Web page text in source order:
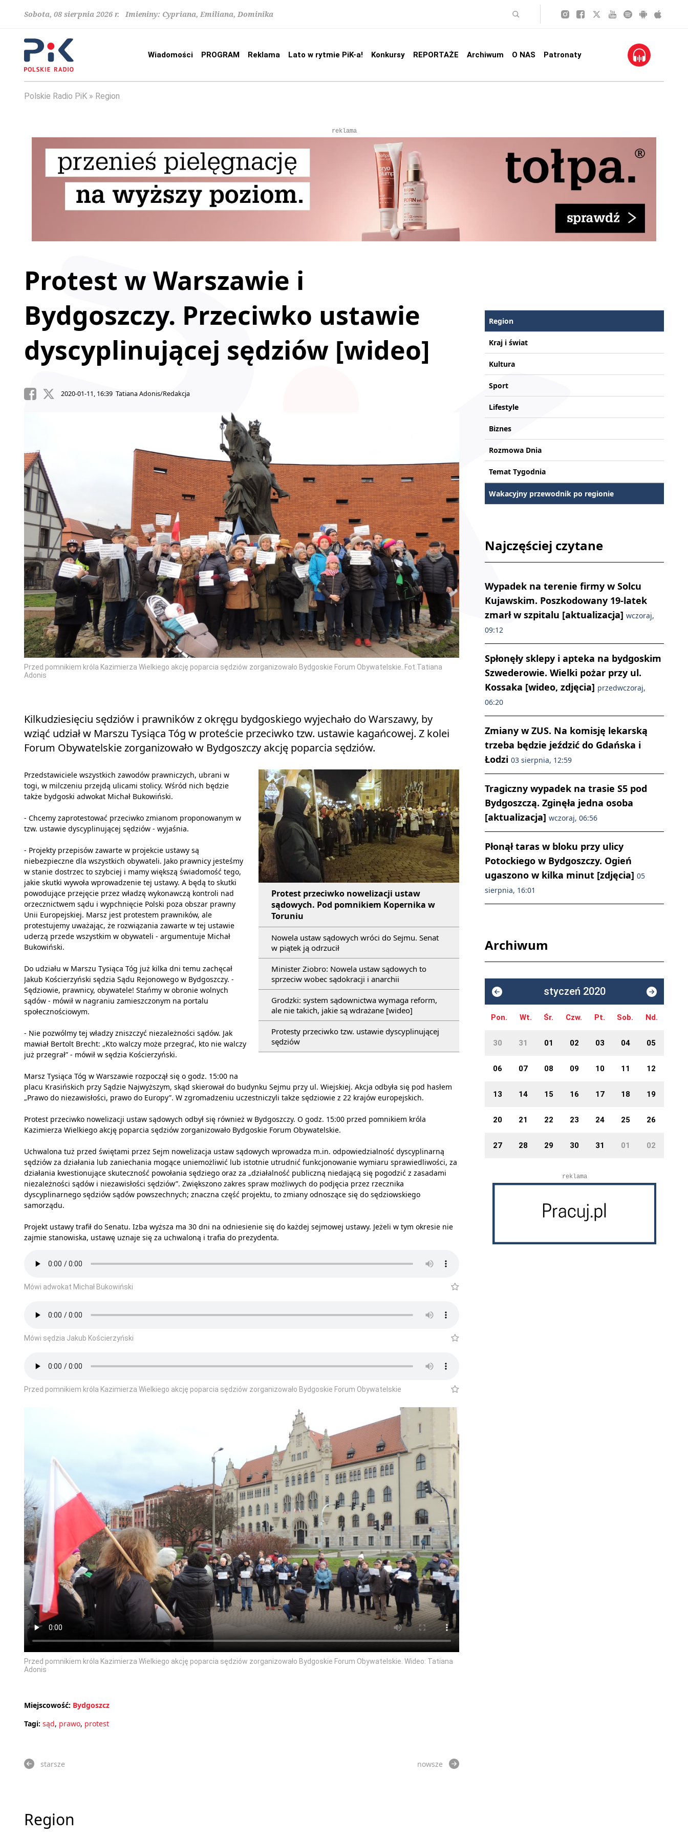
Sobota, 08 sierpnia 2026 r. Imieniny: Cypriana, Emiliana, Dominika
Wiadomości PROGRAM Reklama Lato w rytmie PiK-a! Konkursy REPORTAŻE Archiwum O NAS Patronaty
Polskie Radio PiK Region
reklama
Protest w Warszawie i
Bydgoszczy. Przeciwko ustawie
dyscyplinującej sędziów [wideo]
2020-01-11, 16:39 Tatiana Adonis/Redakcja
Przed pomnikiem króla Kazimierza Wielkiego akcję poparcia sędziów zorganizowało Bydgoskie Forum Obywatelskie. Fot.Tatiana
Adonis
Kilkudziesięciu sędziów i prawników z okręgu bydgoskiego wyjechało do Warszawy, by
wziąć udział w Marszu Tysiąca Tóg w proteście przeciwko tzw. ustawie kagańcowej. Z kolei
Forum Obywatelskie zorganizowało w Bydgoszczy akcję poparcia sędziów.
Protest przeciwko nowelizacji ustaw
sądowych. Pod pomnikiem Kopernika w
Toruniu
Nowela ustaw sądowych wróci do Sejmu. Senat
w piątek ją odrzucił
Minister Ziobro: Nowela ustaw sądowych to
sprzeciw wobec sądokracji i anarchii
Grodzki: system sądownictwa wymaga reform,
ale nie takich, jakie są wdrażane [wideo]
Protesty przeciwko tzw. ustawie dyscyplinującej
sędziów
Przedstawiciele wszystkich zawodów prawniczych, ubrani w
togi, w milczeniu przejdą ulicami stolicy. Wśród nich będzie
także bydgoski adwokat Michał Bukowiński.
- Chcemy zaprotestować przeciwko zmianom proponowanym w
tzw. ustawie dyscyplinującej sędziów - wyjaśnia.
- Projekty przepisów zawarte w projekcie ustawy są
niebezpieczne dla wszystkich obywateli. Jako prawnicy jesteśmy
w stanie dostrzec to szybciej i mamy większą świadomość tego,
jakie skutki wywoła wprowadzenie tej ustawy. A będą to skutki
powodujące przejęcie przez władzę wykonawczą kontroli nad
orzecznictwem sądu i wypchnięcie Polski poza obszar prawny
Unii Europejskiej. Marsz jest protestem prawników, ale
protestujemy uważając, że rozwiązania zawarte w tej ustawie
uderzą przede wszystkim w obywateli - argumentuje Michał
Bukowiński.
Do udziału w Marszu Tysiąca Tóg już kilka dni temu zachęcał
Jakub Kościerzyński sędzia Sądu Rejonowego w Bydgoszczy. -
Sędziowie, prawnicy, obywatele! Stańmy w obronie wolnych
sądów - mówił w nagraniu zamieszczonym na portalu
społecznościowym.
- Nie pozwólmy tej władzy zniszczyć niezależności sądów. Jak
mawiał Bertolt Brecht: „Kto walczy może przegrać, kto nie walczy
już przegrał” - mówił w sędzia Kościerzyński.
Marsz Tysiąca Tóg w Warszawie rozpoczął się o godz. 15:00 na
placu Krasińskich przy Sądzie Najwyższym, skąd skierował do budynku Sejmu przy ul. Wiejskiej. Akcja odbyła się pod hasłem
„Prawo do niezawisłości, prawo do Europy”. W zgromadzeniu uczestniczyli także sędziowie z 22 krajów europejskich.
Protest przeciwko nowelizacji ustaw sądowych odbył się również w Bydgoszczy. O godz. 15:00 przed pomnikiem króla
Kazimierza Wielkiego akcję poparcia sędziów zorganizowało Bydgoskie Forum Obywatelskie.
Uchwalona tuż przed świętami przez Sejm nowelizacja ustaw sądowych wprowadza m.in. odpowiedzialność dyscyplinarną
sędziów za działania lub zaniechania mogące uniemożliwić lub istotnie utrudnić funkcjonowanie wymiaru sprawiedliwości, za
działania kwestionujące skuteczność powołania sędziego oraz za „działalność publiczną niedającą się pogodzić z zasadami
niezależności sądów i niezawisłości sędziów”. Zwiększono zakres spraw możliwych do podjęcia przez rzecznika
dyscyplinarnego sędziów sądów powszechnych; znaczna część projektu, to zmiany odnoszące się do sędziowskiego
samorządu.
Projekt ustawy trafił do Senatu. Izba wyższa ma 30 dni na odniesienie się do każdej sejmowej ustawy. Jeżeli w tym okresie nie
zajmie stanowiska, ustawę uznaje się za uchwaloną i trafia do prezydenta.
Mówi adwokat Michał Bukowiński
Mówi sędzia Jakub Kościerzyński
Przed pomnikiem króla Kazimierza Wielkiego akcję poparcia sędziów zorganizowało Bydgoskie Forum Obywatelskie
Przed pomnikiem króla Kazimierza Wielkiego akcję poparcia sędziów zorganizowało Bydgoskie Forum Obywatelskie. Wideo: Tatiana
Adonis
Miejscowość: Bydgoszcz
Tagi: sąd, prawo, protest
starsze nowsze
Region
Region
Kraj i świat
Kultura
Sport
Lifestyle
Biznes
Rozmowa Dnia
Temat Tygodnia
Wakacyjny przewodnik po regionie
Najczęściej czytane
Wypadek na terenie firmy w Solcu
Kujawskim. Poszkodowany 19-latek
zmarł w szpitalu [aktualizacja] wczoraj,
09:12
Spłonęły sklepy i apteka na bydgoskim
Szwederowie. Wielki pożar przy ul.
Kossaka [wideo, zdjęcia] przedwczoraj,
06:20
Zmiany w ZUS. Na komisję lekarską
trzeba będzie jeździć do Gdańska i
Łodzi 03 sierpnia, 12:59
Tragiczny wypadek na trasie S5 pod
Bydgoszczą. Zginęła jedna osoba
[aktualizacja] wczoraj, 06:56
Płonął taras w bloku przy ulicy
Potockiego w Bydgoszczy. Ogień
ugaszono w kilka minut [zdjęcia] 05
sierpnia, 16:01
Archiwum
styczeń 2020
Pon. Wt. Śr. Czw. Pt. Sob. Nd.
30 31 01 02 03 04 05
06 07 08 09 10 11 12
13 14 15 16 17 18 19
20 21 22 23 24 25 26
27 28 29 30 31 01 02
reklama